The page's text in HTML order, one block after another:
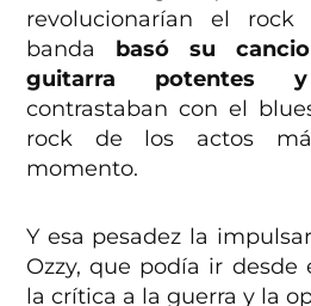
revolucionarían el
banda
basó su
guitarra potentes
contrastaban con el
rock de los actos
momento.
Y esa pesadez la
Ozzy, que podía ir desde
la crítica a la guerra y la